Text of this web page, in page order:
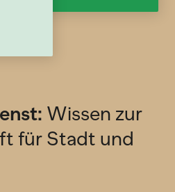
Wissen zur
für Stadt und